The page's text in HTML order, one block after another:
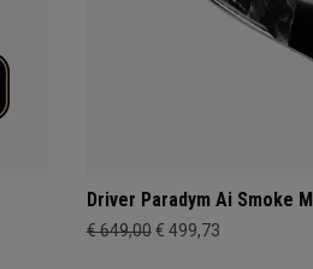
Driver Paradym Ai Smoke
€ 649,00 € 499,73